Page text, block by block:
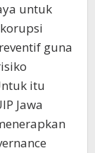
untuk
guna
itu
Jawa